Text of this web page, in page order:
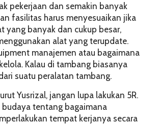
pekerjaan dan semakin banyak
fasilitas harus menyesuaikan jika
yang banyak dan cukup besar,
alat yang terupdate.
manajemen atau bagaimana
Kalau di tambang biasanya
suatu peralatan tambang.
Yusrizal, jangan lupa lakukan 5R.
budaya tentang bagaimana
tempat kerjanya secara